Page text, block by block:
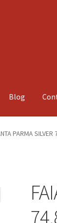
Blog
noi
PARMA